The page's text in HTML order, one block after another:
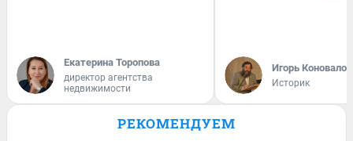
Екатерина Торопова
директор агентства
недвижимости
Игорь Коновалов
Историк
РЕКОМЕНДУЕМ